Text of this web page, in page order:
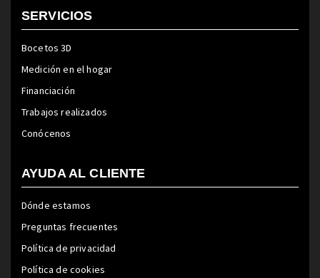
SERVICIOS
Bocetos 3D
Medición en el hogar
Financiación
Trabajos realizados
Conócenos
AYUDA AL CLIENTE
Dónde estamos
Preguntas frecuentes
Política de privacidad
Política de cookies